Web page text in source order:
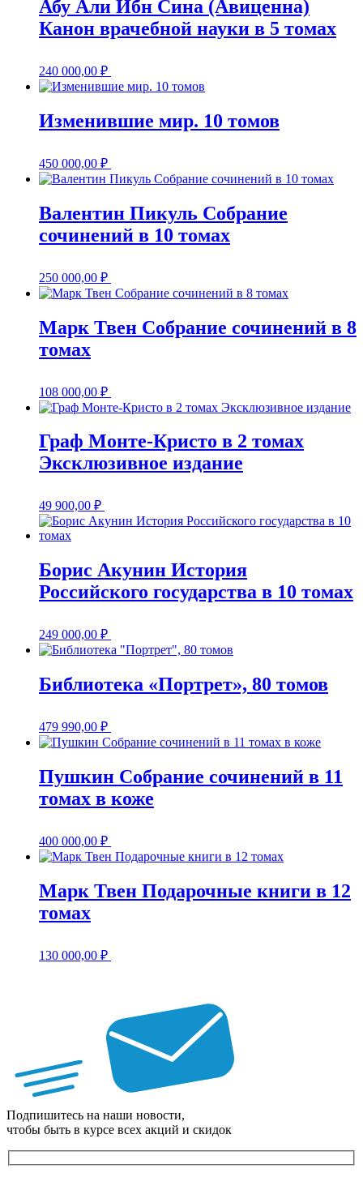
Абу Али Ибн Сина (Авиценна)
Канон врачебной науки в 5 томах
240 000,00 ₽
Изменившие мир. 10 томов
450 000,00 ₽
Валентин Пикуль Собрание
сочинений в 10 томах
250 000,00 ₽
Марк Твен Собрание сочинений в 8
томах
108 000,00 ₽
Граф Монте-Кристо в 2 томах
Эксклюзивное издание
49 900,00 ₽
Борис Акунин История
Российского государства в 10 томах
249 000,00 ₽
Библиотека «Портрет», 80 томов
479 990,00 ₽
Пушкин Собрание сочинений в 11
томах в коже
400 000,00 ₽
Марк Твен Подарочные книги в 12
томах
130 000,00 ₽
Подпишитесь на наши новости,
чтобы быть в курсе всех акций и скидок